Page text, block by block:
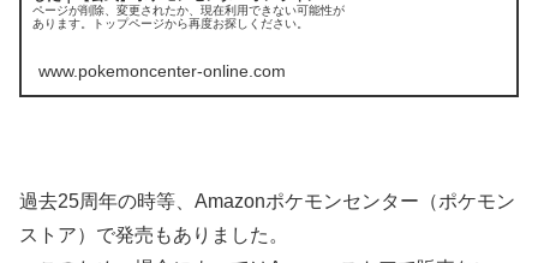
ページが削除、変更されたか、現在利用できない可能性が
あります。トップページから再度お探しください。
www.pokemoncenter-online.com
過去25周年の時等、Amazonポケモンセンター（ポケモン
ストア）で発売もありました。